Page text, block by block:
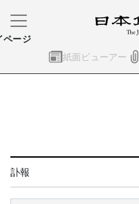
紙面ビューアー
ページ
訃報